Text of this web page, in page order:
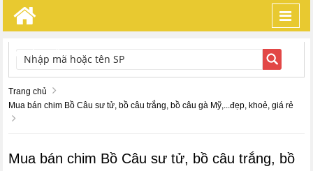
TÌM KIẾM
Trang chủ
Mua bán chim Bồ Câu sư tử, bồ câu trắng, bồ câu gà Mỹ,...đẹp, khoẻ, giá rẻ
Mua bán chim Bồ Câu sư tử, bồ câu trắng, bồ